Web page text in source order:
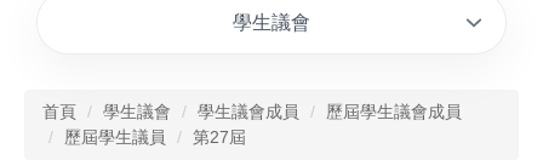
學生議會
首頁 學生議會 學生議會成員
歷屆學生議會成員
歷屆學生議員
第27屆